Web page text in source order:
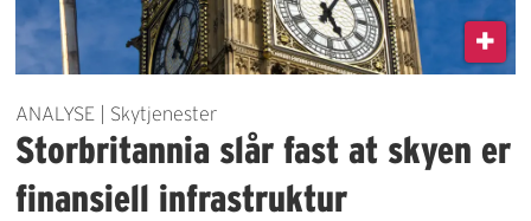
ANALYSE | Skytjenester
Storbritannia slår fast at skyen er
finansiell infrastruktur